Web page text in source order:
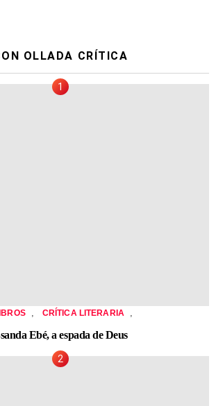
OLLADA CRÍTICA
CRÍTICA LITERARIA
Ebé, a espada de Deus